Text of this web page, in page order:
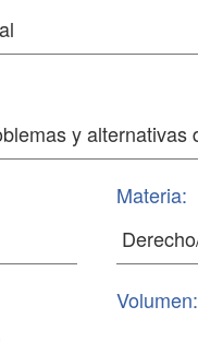
Materia:
Volumen: